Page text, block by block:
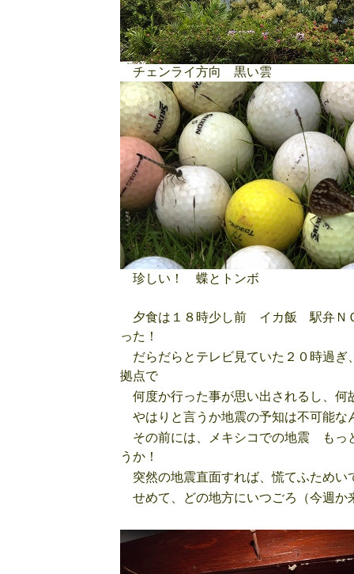
チェンライ方向 黒い雲
珍しい！ 蝶とトンボ
夕食は１８時少し前 イカ飯 駅弁ＮＯ
った！
だらだらとテレビ見ていた２０時過
拠点で
何度か行った事が思い出されるし、何
やはりと言うか地震の予知は不可能な
その前には、メキシコでの地震 もっ
うか！
突然の地震直面すれば、慌てふためい
せめて、どの地方にいつごろ（今週か